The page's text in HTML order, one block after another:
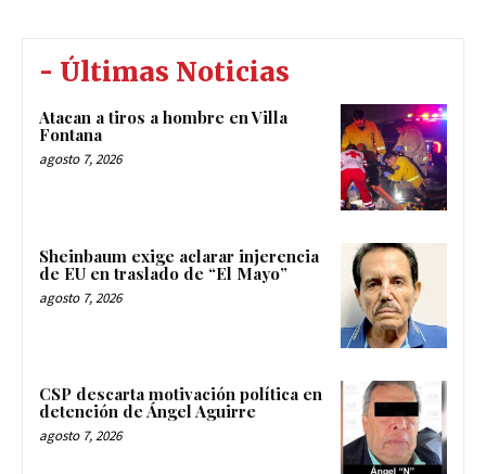
- Últimas Noticias
Atacan a tiros a hombre en Villa
Fontana
agosto 7, 2026
Sheinbaum exige aclarar injerencia
de EU en traslado de “El Mayo”
agosto 7, 2026
CSP descarta motivación política en
detención de Ángel Aguirre
agosto 7, 2026